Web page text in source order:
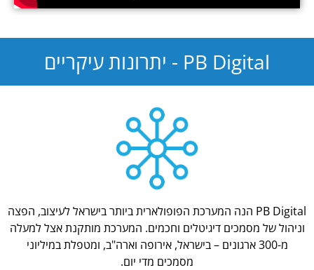
PB Digital - יתרונות עיקריים
PB Digital הנה המערכת הפופולארית ביותר בישראל לעיצוב, הפצה
וניהול של מסמכים דיגיטלים וחכמים. המערכת מותקנת אצל למעלה
מ-300 ארגונים – בישראל, אירופה וארה"ב, ומטפלת במיליוני
מסמכים מדי יום.